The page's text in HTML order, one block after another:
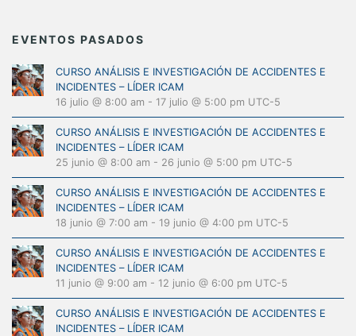
EVENTOS PASADOS
CURSO ANÁLISIS E INVESTIGACIÓN DE ACCIDENTES E
INCIDENTES – LÍDER ICAM
16 julio @ 8:00 am - 17 julio @ 5:00 pm UTC-5
CURSO ANÁLISIS E INVESTIGACIÓN DE ACCIDENTES E
INCIDENTES – LÍDER ICAM
25 junio @ 8:00 am - 26 junio @ 5:00 pm UTC-5
CURSO ANÁLISIS E INVESTIGACIÓN DE ACCIDENTES E
INCIDENTES – LÍDER ICAM
18 junio @ 7:00 am - 19 junio @ 4:00 pm UTC-5
CURSO ANÁLISIS E INVESTIGACIÓN DE ACCIDENTES E
INCIDENTES – LÍDER ICAM
11 junio @ 9:00 am - 12 junio @ 6:00 pm UTC-5
CURSO ANÁLISIS E INVESTIGACIÓN DE ACCIDENTES E
INCIDENTES – LÍDER ICAM